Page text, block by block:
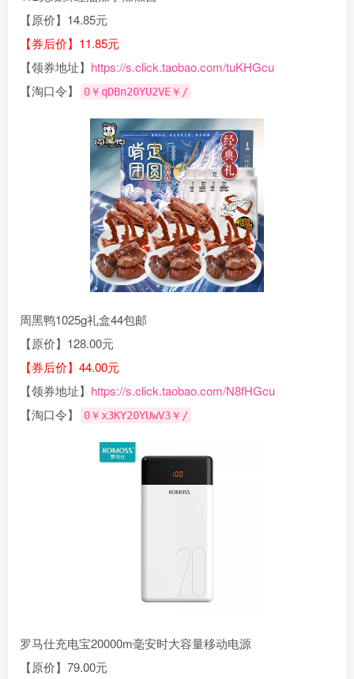
【原价】14.85元
【券后价】11.85元
【领券地址】 https://s.click.taobao.com/tuKHGcu
【淘口令】
0￥qDBn20YU2VE￥/
周黑鸭1025g礼盒44包邮
【原价】128.00元
【券后价】44.00元
【领券地址】 https://s.click.taobao.com/N8fHGcu
【淘口令】
0￥x3KY20YUwV3￥/
罗马仕充电宝20000m毫安时大容量移动电源
【原价】79.00元